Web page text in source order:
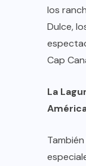
los
Dulce,
Cap
La